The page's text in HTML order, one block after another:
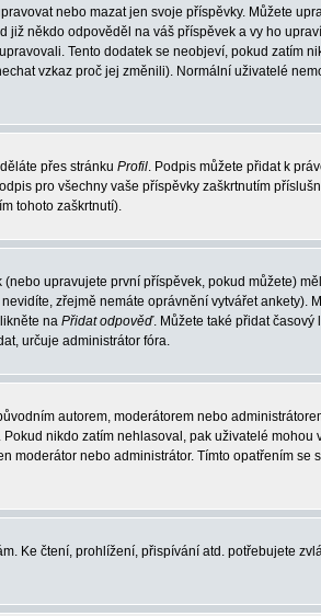
nebo mazat jen svoje příspěvky. Můžete
již někdo odpověděl na váš příspěvek a vy ho
Tento dodatek se neobjeví, pokud zatím
vzkaz proč jej změnili). Normální uživatelé
přes stránku Profil. Podpis můžete přidat k
pro všechny vaše příspěvky zaškrtnutím
tohoto zaškrtnutí).
upravujete první příspěvek, pokud můžete)
zřejmě nemáte oprávnění vytvářet ankety).
na Přidat odpověď. Můžete také přidat časový
určuje administrátor fóra.
autorem, moderátorem nebo
nikdo zatím nehlasoval, pak uživatelé mohou
moderátor nebo administrátor. Tímto opatřením se
Ke čtení, prohlížení, přispívání atd. potřebujete